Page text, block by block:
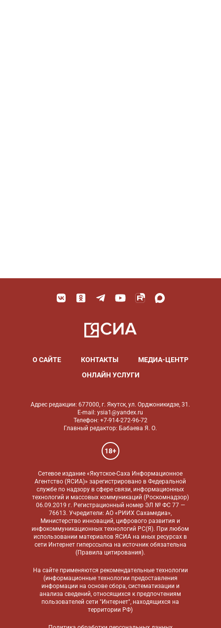
О САЙТЕ КОНТАКТЫ
МЕДИА-ЦЕНТР
ОНЛАЙН УСЛУГИ
Адрес редакции: 677000, г. Якутск, ул. Орджоникидзе, 31.
E-mail: ysia1@yandex.ru
Телефон: +7-914-272-96-72
Главный редактор: Бабаева Я. О.
18+
Сетевое издание «Якутское-Саха Информационное
Агентство (ЯСИА)» зарегистрировано в Федеральной
службе по надзору в сфере связи, информационных
технологий и массовых коммуникаций (Роскомнадзор)
06.09.2019 г. Регистрационный номер ЭЛ № ФС 77 —
76613. Учредители: АО «РИИХ Сахамедиа»,
Министерство инноваций, цифрового развития и
инфокоммуникационных технологий РС(Я). При любом
использовании материалов ЯСИА на иных ресурсах в
сети Интернет гиперссылка на источник обязательна
(Правила цитирования).
На сайте применяются рекомендательные технологии
(информационные технологии предоставления
информации на основе сбора, систематизации и
анализа сведений, относящихся к предпочтениям
пользователей сети "Интернет", находящихся на
территории РФ)